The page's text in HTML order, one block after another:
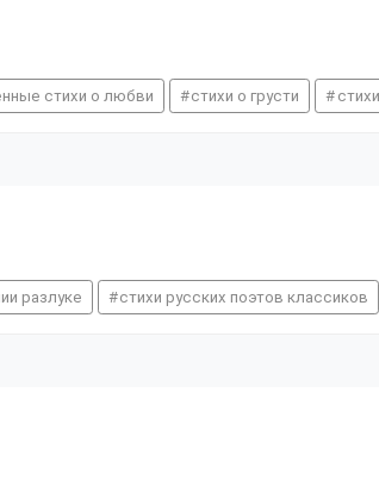
стихи о любви стихи о грусти
разлуке стихи русских поэтов классиков